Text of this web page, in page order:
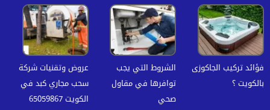
فؤائد تركيب الجاكوزى
بالكويت ؟
الشروط التي يجب
توافرها في مقاول
صحي
عروض وتقنيات شركة
سحب مجاري كبد في
الكويت 65059867